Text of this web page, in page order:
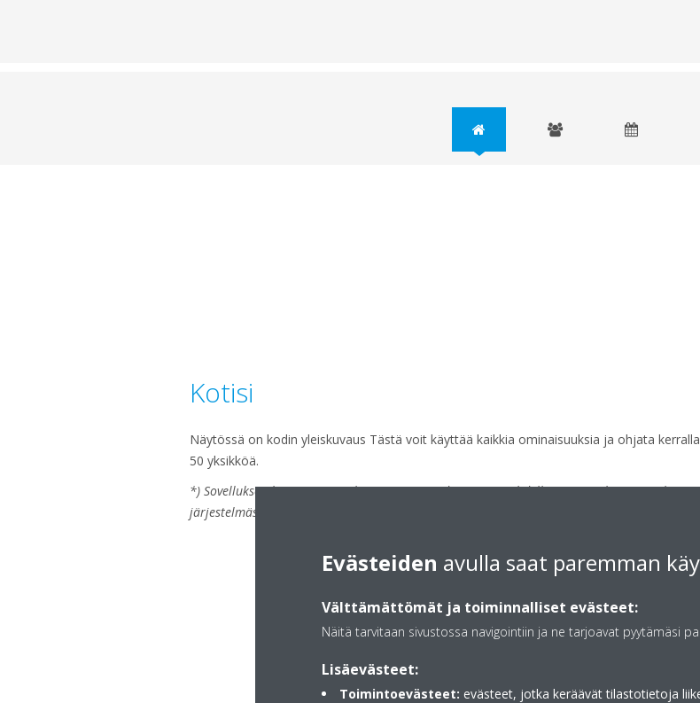
Kotisi
Näytössä on kodin yleiskuvaus Tästä voit käyttää kaikkia ominaisuuksia ja ohjata
50 yksikköä.
*) Sovelluksen käytettävissä olevat ominaisuudet voivat vaihdella riippuen käytössä
järjestelmästä tai sisäyksiköstä.
Evästeiden avulla saat paremman
Välttämättömät ja toiminnalliset evästeet:
Näitä tarvitaan sivustossa navigointiin ja ne tarjoavat pyytämäsi
Lisäevästeet:
Toimintoevästeet: evästeet, jotka keräävät tilastotietoja